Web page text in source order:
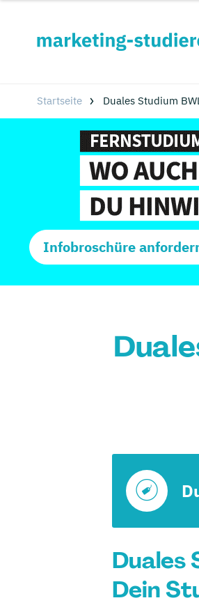
Startseite Duales Studium
Infobroschüre
Duales
Dein